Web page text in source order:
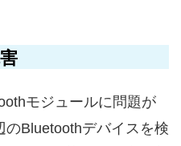
モジュールに問題が
Bluetoothデバイスを検